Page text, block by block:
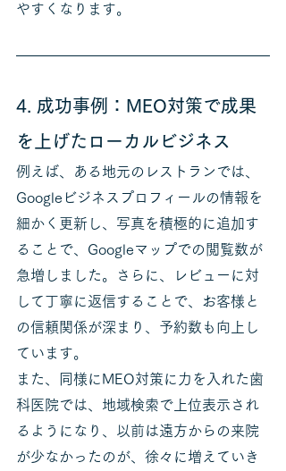
やすくなります。
4. 成功事例：MEO対策で成果
を上げたローカルビジネス
例えば、ある地元のレストランでは、
Googleビジネスプロフィールの情報を
細かく更新し、写真を積極的に追加す
ることで、Googleマップでの閲覧数が
急増しました。さらに、レビューに対
して丁寧に返信することで、お客様と
の信頼関係が深まり、予約数も向上し
ています。
また、同様にMEO対策に力を入れた歯
科医院では、地域検索で上位表示され
るようになり、以前は遠方からの来院
が少なかったのが、徐々に増えていき